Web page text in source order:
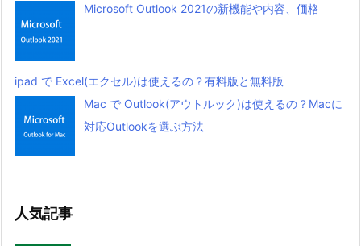
Microsoft Outlook 2021の新機能や内容、価格
ipad で Excel(エクセル)は使えるの？有料版と無料版
Mac で Outlook(アウトルック)は使えるの？Macに
対応Outlookを選ぶ方法
人気記事